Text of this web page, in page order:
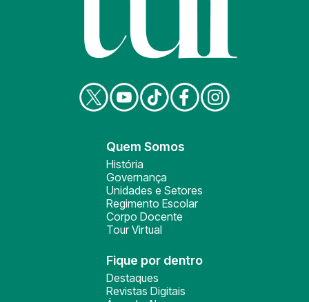
Quem Somos
História
Governança
Unidades e Setores
Regimento Escolar
Corpo Docente
Tour Virtual
Fique por dentro
Destaques
Revistas Digitais